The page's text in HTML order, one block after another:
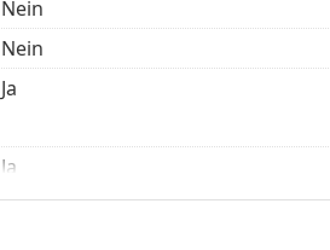
vor dem Gebrauch die Anleitung.
Nein
Nein
Ja
Ja
Ja